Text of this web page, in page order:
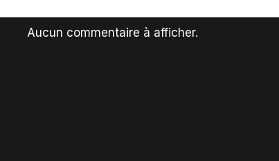
Aucun commentaire à afficher.